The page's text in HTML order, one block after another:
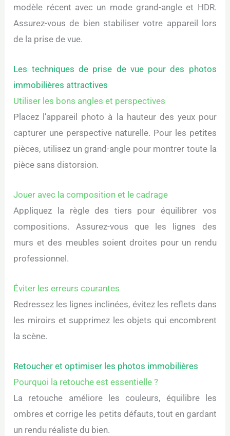
modèle récent avec un mode grand-angle et HDR.
Assurez-vous de bien stabiliser votre appareil lors
de la prise de vue.
Les techniques de prise de vue pour des photos
immobilières attractives
Utiliser les bons angles et perspectives
Placez l’appareil photo à la hauteur des yeux pour
capturer une perspective naturelle. Pour les petites
pièces, utilisez un grand-angle pour montrer toute la
pièce sans distorsion.
Jouer avec la composition et le cadrage
Appliquez la règle des tiers pour équilibrer vos
compositions. Assurez-vous que les lignes des
murs et des meubles soient droites pour un rendu
professionnel.
Éviter les erreurs courantes
Redressez les lignes inclinées, évitez les reflets dans
les miroirs et supprimez les objets qui encombrent
la scène.
Retoucher et optimiser les photos immobilières
Pourquoi la retouche est essentielle ?
La retouche améliore les couleurs, équilibre les
ombres et corrige les petits défauts, tout en gardant
un rendu réaliste du bien.